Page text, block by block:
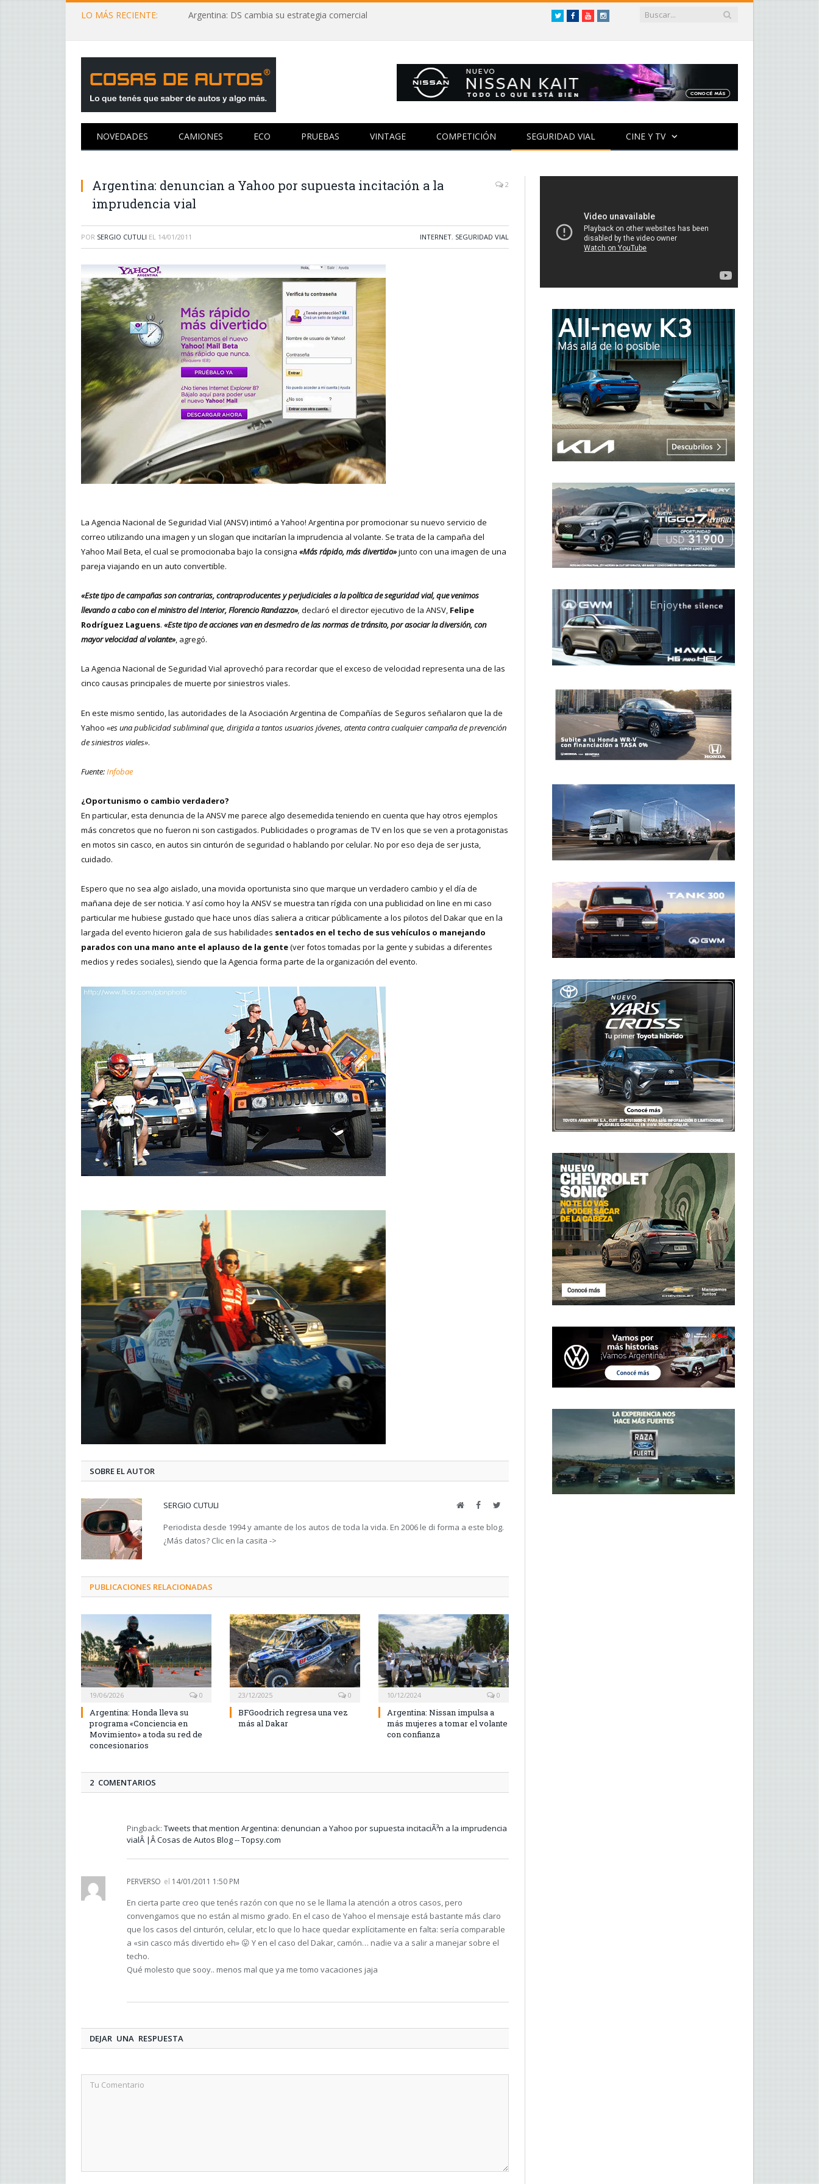
LO MÁS RECIENTE: Argentina: DS cambia su estrategia comercial TwitterFacebookYouTubeInstagram
NOVEDADES CAMIONES ECO PRUEBAS VINTAGE COMPETICIÓN SEGURIDAD VIAL CINE Y TV
Argentina: denuncian a Yahoo por supuesta incitación a la
imprudencia vial
2
POR SERGIO CUTULI EL 14/01/2011 INTERNET, SEGURIDAD VIAL
La Agencia Nacional de Seguridad Vial (ANSV) intimó a Yahoo! Argentina por promocionar su nuevo servicio de
correo utilizando una imagen y un slogan que incitarían la imprudencia al volante. Se trata de la campaña del
Yahoo Mail Beta, el cual se promocionaba bajo la consigna «Más rápido, más divertido»junto con una imagen de una
pareja viajando en un auto convertible.
«Este tipo de campañas son contrarias, contraproducentes y perjudiciales a la política de seguridad vial, que venimos
llevando a cabo con el ministro del Interior, Florencio Randazzo», declaró el director ejecutivo de la ANSV, Felipe
Rodríguez Laguens. «Este tipo de acciones van en desmedro de las normas de tránsito, por asociar la diversión, con
mayor velocidad al volante», agregó.
La Agencia Nacional de Seguridad Vial aprovechó para recordar que el exceso de velocidad representa una de las
cinco causas principales de muerte por siniestros viales.
En este mismo sentido, las autoridades de la Asociación Argentina de Compañías de Seguros señalaron que la de
Yahoo «es una publicidad subliminal que, dirigida a tantos usuarios jóvenes, atenta contra cualquier campaña de prevención
de siniestros viales».
Fuente:Infobae
¿Oportunismo o cambio verdadero?
En particular, esta denuncia de la ANSV me parece algo desemedida teniendo en cuenta que hay otros ejemplos
más concretos que no fueron ni son castigados. Publicidades o programas de TV en los que se ven a protagonistas
en motos sin casco, en autos sin cinturón de seguridad o hablando por celular. No por eso deja de ser justa,
cuidado.
Espero que no sea algo aislado, una movida oportunista sino que marque un verdadero cambio y el día de
mañana deje de ser noticia. Y así como hoy la ANSV se muestra tan rígida con una publicidad on line en mi caso
particular me hubiese gustado que hace unos días saliera a criticar públicamente a los pilotos del Dakar que en la
largada del evento hicieron gala de sus habilidades sentados en el techo de sus vehículos o manejando
parados con una mano ante el aplauso de la gente(ver fotos tomadas por la gente y subidas a diferentes
medios y redes sociales), siendo que la Agencia forma parte de la organización del evento.
SOBRE EL AUTOR
SERGIO CUTULI Web FacebookTwitter
Periodista desde 1994 y amante de los autos de toda la vida. En 2006 le di forma a este blog.
¿Más datos? Clic en la casita ->
PUBLICACIONES RELACIONADAS
19/06/2026 0
Argentina: Honda lleva su
programa «Conciencia en
Movimiento» a toda su red de
concesionarios
23/12/2025 0
BFGoodrich regresa una vez
más al Dakar
10/12/2024 0
Argentina: Nissan impulsa a
más mujeres a tomar el volante
con confianza
2 COMENTARIOS
Pingback: Tweets that mention Argentina: denuncian a Yahoo por supuesta incitaciÃ³n a la imprudencia
vialÂ |Â Cosas de Autos Blog -- Topsy.com
PERVERSO el 14/01/2011 1:50 PM
En cierta parte creo que tenés razón con que no se le llama la atención a otros casos, pero
convengamos que no están al mismo grado. En el caso de Yahoo el mensaje está bastante más claro
que los casos del cinturón, celular, etc lo que lo hace quedar explícitamente en falta: sería comparable
a «sin casco más divertido eh» 😛 Y en el caso del Dakar, camón… nadie va a salir a manejar sobre el
techo.
Qué molesto que sooy.. menos mal que ya me tomo vacaciones jaja
DEJAR UNA RESPUESTA